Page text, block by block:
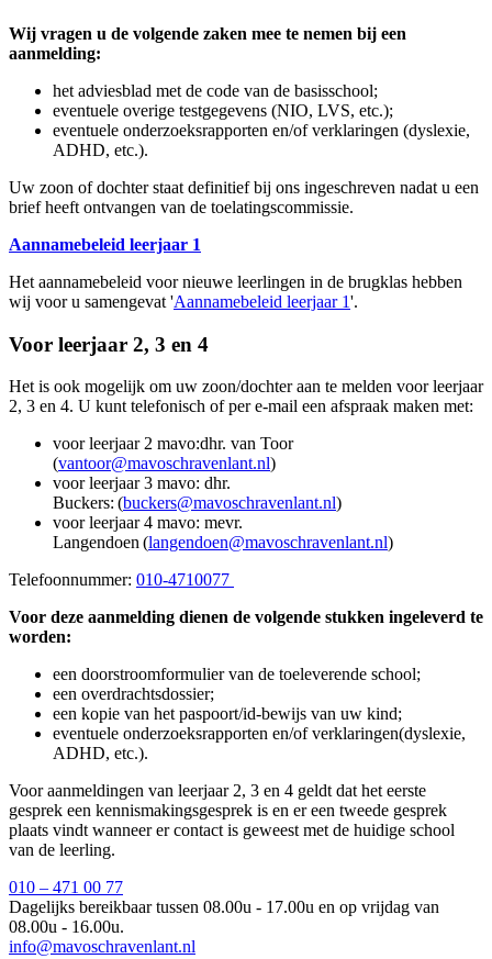
Wij vragen u de volgende zaken mee te nemen bij een
aanmelding:
het adviesblad met de code van de basisschool;
eventuele overige testgegevens (NIO, LVS, etc.);
eventuele onderzoeksrapporten en/of verklaringen (dyslexie,
ADHD, etc.).
Uw zoon of dochter staat definitief bij ons ingeschreven nadat u een
brief heeft ontvangen van de toelatingscommissie.
Aannamebeleid leerjaar 1
Het aannamebeleid voor nieuwe leerlingen in de brugklas hebben
wij voor u samengevat 'Aannamebeleid leerjaar 1'.
Voor leerjaar 2, 3 en 4
Het is ook mogelijk om uw zoon/dochter aan te melden voor leerjaar
2, 3 en 4. U kunt telefonisch of per e-mail een afspraak maken met:
voor leerjaar 2 mavo:dhr. van Toor
(vantoor@mavoschravenlant.nl)
voor leerjaar 3 mavo: dhr.
Buckers: (buckers@mavoschravenlant.nl)
voor leerjaar 4 mavo: mevr.
Langendoen (langendoen@mavoschravenlant.nl)
Telefoonnummer: 010-4710077
Voor deze aanmelding dienen de volgende stukken ingeleverd te
worden:
een doorstroomformulier van de toeleverende school;
een overdrachtsdossier;
een kopie van het paspoort/id-bewijs van uw kind;
eventuele onderzoeksrapporten en/of verklaringen(dyslexie,
ADHD, etc.).
Voor aanmeldingen van leerjaar 2, 3 en 4 geldt dat het eerste
gesprek een kennismakingsgesprek is en er een tweede gesprek
plaats vindt wanneer er contact is geweest met de huidige school
van de leerling.
010 – 471 00 77
Dagelijks bereikbaar tussen 08.00u - 17.00u en op vrijdag van
08.00u - 16.00u.
info@mavoschravenlant.nl